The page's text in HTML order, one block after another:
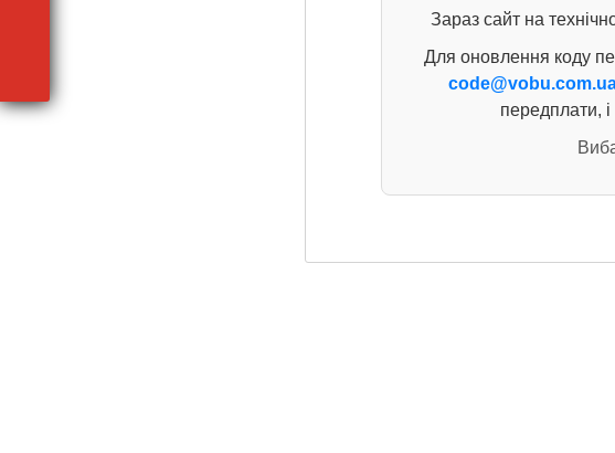
Зараз сайт на
Для оновлення коду
передплати,